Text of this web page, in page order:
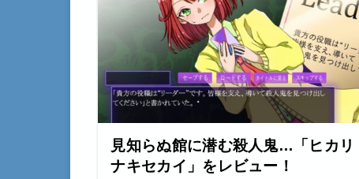
見知らぬ館に潜む殺人鬼…「ヒカリ
ナキセカイ」をレビュー！